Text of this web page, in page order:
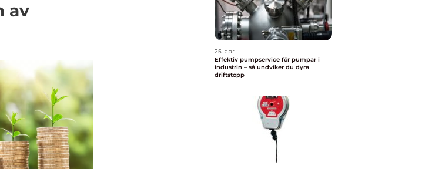
av
25. apr
Effektiv pumpservice för pumpar i
industrin – så undviker du dyra
driftstopp